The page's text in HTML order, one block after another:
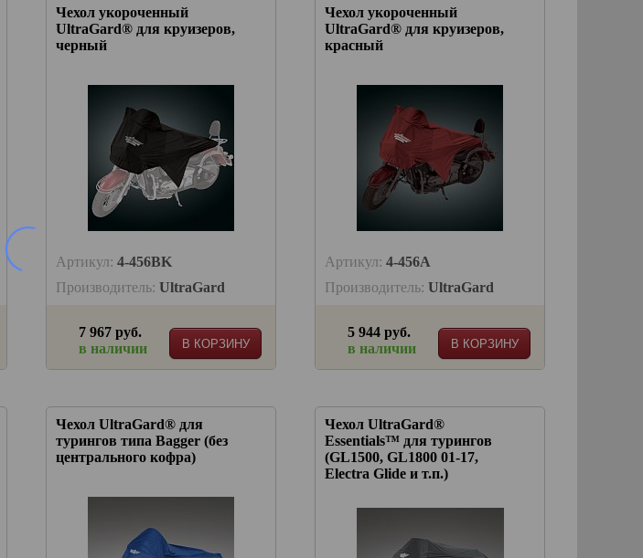
Чехол укороченный
UltraGard® для круизеров,
черный
Артикул: 4-456BK
Производитель: UltraGard
В КОРЗИНУ
7 967 руб.
в наличии
Чехол укороченный
UltraGard® для круизеров,
красный
Артикул: 4-456A
Производитель: UltraGard
В КОРЗИНУ
5 944 руб.
в наличии
Чехол UltraGard® для
турингов типа Bagger (без
центрального кофра)
Чехол UltraGard®
Essentials™ для турингов
(GL1500, GL1800 01-17,
Electra Glide и т.п.)